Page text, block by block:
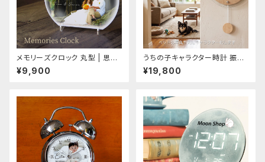
メモリーズクロック 丸型 | 思い
出写真時計| 結婚式記念品贈呈
両親プレゼント
¥9,900
うちの子キャラクター時計 振り
子時計（電波時計）|誕生日,新居
祝い,結婚祝いにオーダーメイド
¥19,800